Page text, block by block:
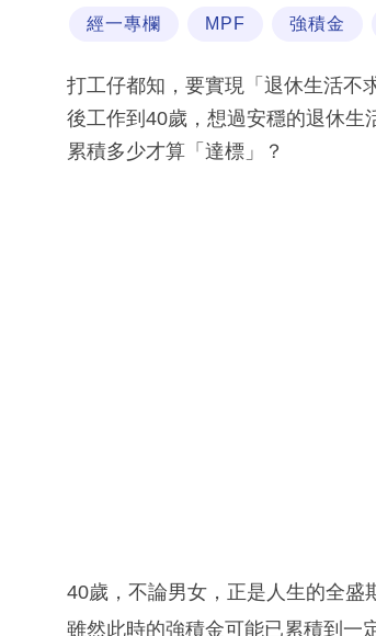
經一專欄 MPF 強積金
打工仔都知，要實現「退休生活不
後工作到40歲，想過安穩的退休生
累積多少才算「達標」？
40歲，不論男女，正是人生的全盛
雖然此時的強積金可能已累積到一